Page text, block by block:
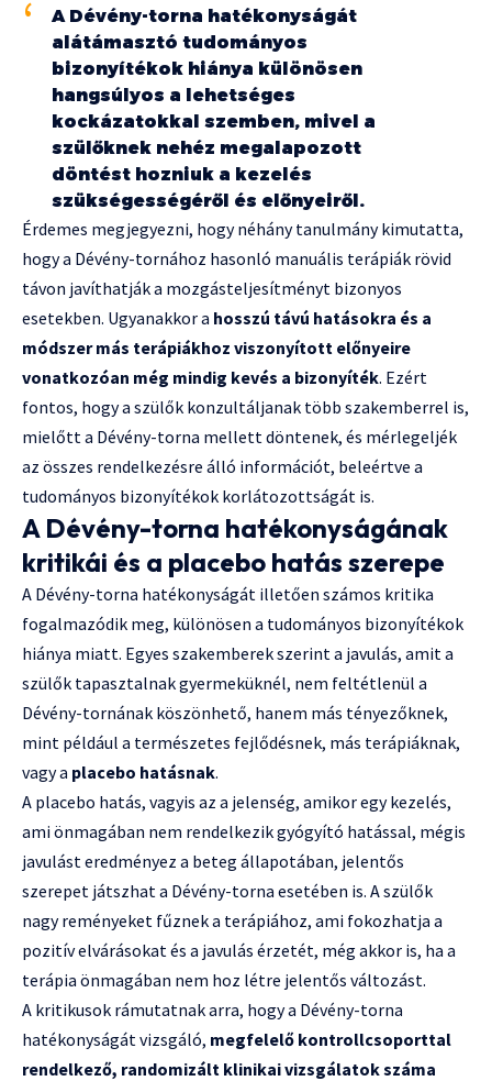
A Dévény-torna hatékonyságát
alátámasztó tudományos
bizonyítékok hiánya különösen
hangsúlyos a lehetséges
kockázatokkal szemben, mivel a
szülőknek nehéz megalapozott
döntést hozniuk a kezelés
szükségességéről és előnyeiről.
Érdemes megjegyezni, hogy néhány tanulmány kimutatta,
hogy a Dévény-tornához hasonló manuális terápiák rövid
távon javíthatják a mozgásteljesítményt bizonyos
esetekben. Ugyanakkor a hosszú távú hatásokra és a
módszer más terápiákhoz viszonyított előnyeire
vonatkozóan még mindig kevés a bizonyíték. Ezért
fontos, hogy a szülők konzultáljanak több szakemberrel is,
mielőtt a Dévény-torna mellett döntenek, és mérlegeljék
az összes rendelkezésre álló információt, beleértve a
tudományos bizonyítékok korlátozottságát is.
A Dévény-torna hatékonyságának
kritikái és a placebo hatás szerepe
A Dévény-torna hatékonyságát illetően számos kritika
fogalmazódik meg, különösen a tudományos bizonyítékok
hiánya miatt. Egyes szakemberek szerint a javulás, amit a
szülők tapasztalnak gyermeküknél, nem feltétlenül a
Dévény-tornának köszönhető, hanem más tényezőknek,
mint például a természetes fejlődésnek, más terápiáknak,
vagy a placebo hatásnak.
A placebo hatás, vagyis az a jelenség, amikor egy kezelés,
ami önmagában nem rendelkezik gyógyító hatással, mégis
javulást eredményez a beteg állapotában, jelentős
szerepet játszhat a Dévény-torna esetében is. A szülők
nagy reményeket fűznek a terápiához, ami fokozhatja a
pozitív elvárásokat és a javulás érzetét, még akkor is, ha a
terápia önmagában nem hoz létre jelentős változást.
A kritikusok rámutatnak arra, hogy a Dévény-torna
hatékonyságát vizsgáló, megfelelő kontrollcsoporttal
rendelkező, randomizált klinikai vizsgálatok száma